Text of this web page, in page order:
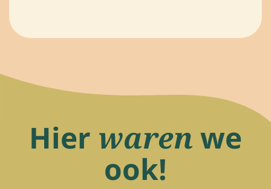
Hier waren we
ook!